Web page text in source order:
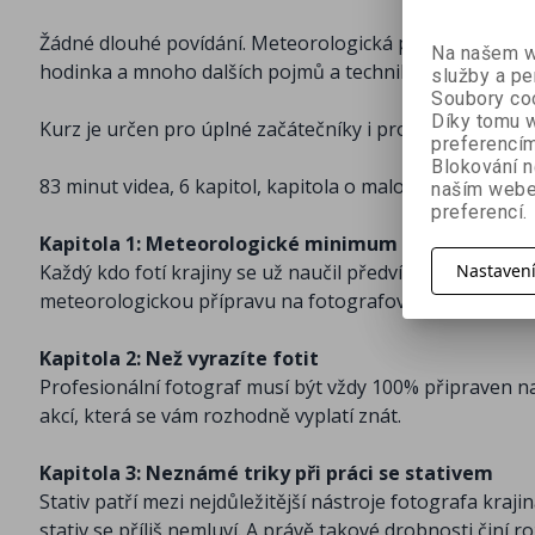
úpravu digitální fotografií, který je k dispozici
Kapitola 7: Spojení více fotografií do jedné
Fotografování krajiny je velmi specifické v tom, že
snímků. V této kapitole se dozvíte jak na to!
Kapitola 8: Vytváření extrémního dynamického
Už jste se někdy zamilovali do dechberoucích
který můžete opět stáhnout zcela zdarma. V této
BONUS: Po západu slunce nic nekončí
Kapitola zdarma z kurzu Tajemná světla, ve které se
LEKTOR KURZU
Filip Obr, profesionální fotograf a contributor
Žádné dlouhé povídání. Meteorologická příprava,
hodinka a mnoho dalších pojmů a technik se naučíte
Kurz je určen pro úplné začátečníky i pro pokročilejší,
83 minut videa, 6 kapitol, kapitola o malování světlem
Kapitola 1: Meteorologické minimum pro krajináře
Každý kdo fotí krajiny se už naučil předvídat počasí.
meteorologickou přípravu na fotografování z určitého
Kapitola 2: Než vyrazíte fotit
Profesionální fotograf musí být vždy 100% připraven
akcí, která se vám rozhodně vyplatí znát.
Kapitola 3: Neznámé triky při práci se stativem
Stativ patří mezi nejdůležitější nástroje fotografa
stativ se příliš nemluví. A právě takové drobnosti činí
Na našem
služby a
Soubory
Díky tomu
Blokování
naším
preferencí.
Nastavení